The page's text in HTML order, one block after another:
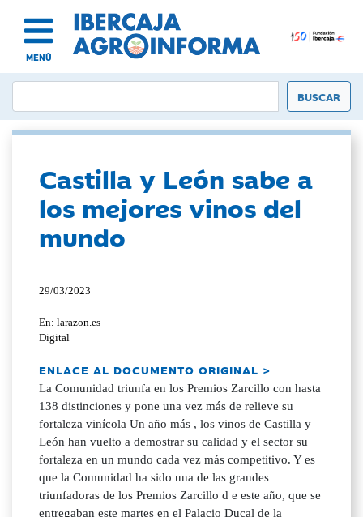
MENÚ
Castilla y León sabe a
los mejores vinos del
mundo
29/03/2023
En: larazon.es
Digital
ENLACE AL DOCUMENTO ORIGINAL >
La Comunidad triunfa en los Premios Zarcillo con hasta
138 distinciones y pone una vez más de relieve su
fortaleza vinícola Un año más , los vinos de Castilla y
León han vuelto a demostrar su calidad y el sector su
fortaleza en un mundo cada vez más competitivo. Y es
que la Comunidad ha sido una de las grandes
triunfadoras de los Premios Zarcillo d e este año, que se
entregaban este martes en el Palacio Ducal de la